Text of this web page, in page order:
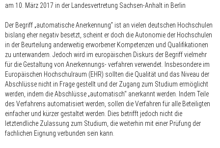
am 10. März 2017 in der Landesvertretung Sachsen-Anhalt in Berlin
Der Begriff „automatische Anerkennung” ist an vielen deutschen Hochschulen
bislang eher negativ besetzt, scheint er doch die Autonomie der Hochschulen
in der Beurteilung anderweitig erworbener Kompetenzen und Qualifikationen
zu unterwandern. Jedoch wird im europäischen Diskurs der Begriff vielmehr
für die Gestaltung von Anerkennungs- verfahren verwendet. Insbesondere im
Europäischen Hochschulraum (EHR) sollten die Qualität und das Niveau der
Abschlüsse nicht in Frage gestellt und der Zugang zum Studium ermöglicht
werden, indem die Abschlüsse „automatisch“ anerkannt werden. Indem Teile
des Verfahrens automatisiert werden, sollen die Verfahren für alle Beteiligten
einfacher und kürzer gestaltet werden. Dies betrifft jedoch nicht die
letztendliche Zulassung zum Studium, die weiterhin mit einer Prüfung der
fachlichen Eignung verbunden sein kann.